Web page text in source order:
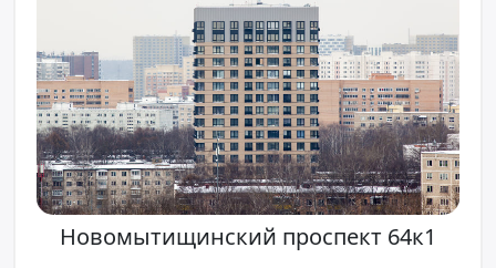
Новомытищинский проспект 64к1